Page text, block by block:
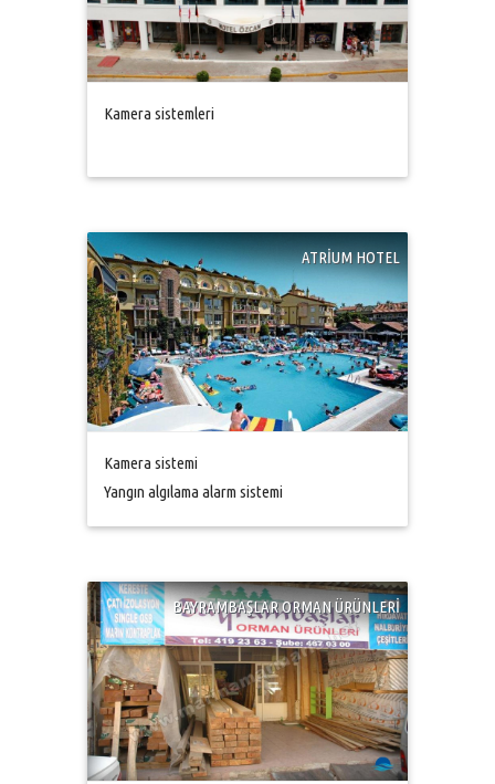
Kamera sistemleri
ATRİUM HOTEL
Kamera sistemi
Yangın algılama alarm sistemi
BAYRAMBAŞLAR ORMAN ÜRÜNLERİ